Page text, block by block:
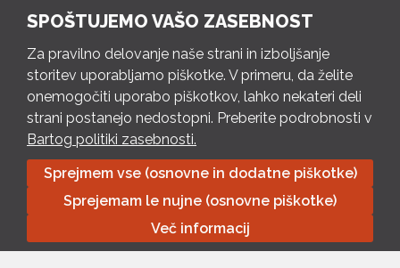
PON – PET 8 – 18 h / SOB 8 – 12 h
Pošlji e-mail
Izpolni kontaktni obrazec
Bartog d.o.o. Trebnje | ID: SI79128718 | IBAN: SI56 1010 0003
8174 248, Banka Intesa Sanpaolo d.d.| Predsednik Uprave:
Ivan Šantorić | Predsednik Nadzornega odbora: Ilija Tokić |
Delniški kapital: 783.970,08 EUR, plačano v celoti | Obrtniška
SPOŠTUJEMO VAŠO ZASEBNOST
Za pravilno delovanje naše strani in izboljšanje
storitev uporabljamo piškotke. V primeru, da želite
onemogočiti uporabo piškotkov, lahko nekateri deli
strani postanejo nedostopni. Preberite podrobnosti v
Bartog politiki zasebnosti.
Sprejmem vse (osnovne in dodatne piškotke)
Sprejemam le nujne (osnovne piškotke)
Več informacij